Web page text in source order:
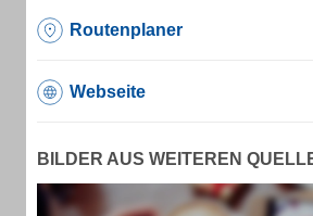
Routenplaner
Webseite
BILDER AUS WEITEREN